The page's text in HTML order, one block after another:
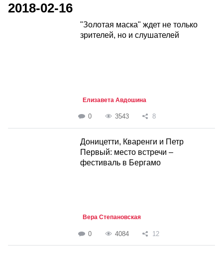
2018-02-16
"Золотая маска" ждет не только
зрителей, но и слушателей
Елизавета Авдошина
0 3543 8
Доницетти, Кваренги и Петр
Первый: место встречи –
фестиваль в Бергамо
Вера Степановская
0 4084 12